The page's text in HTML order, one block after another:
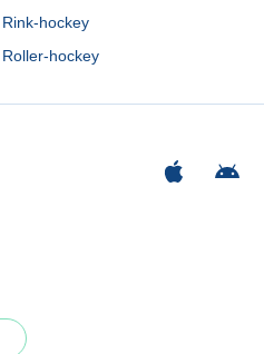
Rink-hockey
Roller-hockey